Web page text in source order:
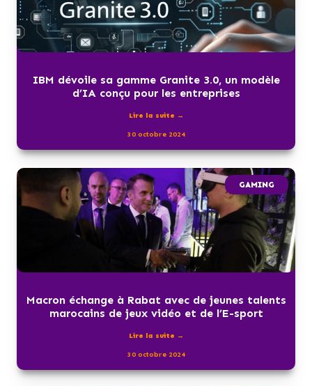
IBM dévoile sa gamme Granite 3.0, un modèle
d’IA conçu pour les entreprises
Lire la suite →
30 octobre 2024
GAMING
Macron échange à Rabat avec de jeunes talents
marocains de jeux vidéo et de l’E-sport
Lire la suite →
30 octobre 2024